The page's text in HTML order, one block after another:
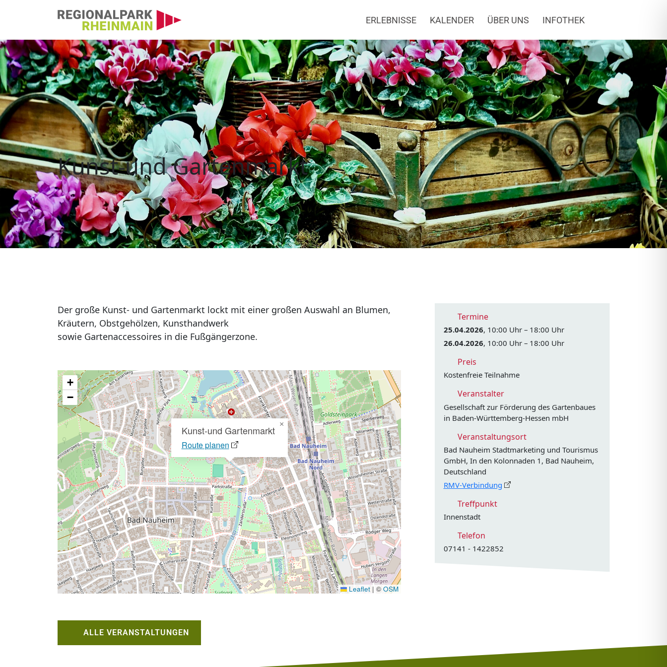
Kunst-und Gartenmarkt ° Regionalpark RheinMain
Hauptnavigation ERLEBNISSE KALENDER ÜBER UNS INFOTHEK
Kunst-und Gartenmarkt
Der große Kunst- und Gartenmarkt lockt mit einer großen Auswahl an Blumen,
Kräutern, Obstgehölzen, Kunsthandwerk
sowie Gartenaccessoires in die Fußgängerzone.
Kunst-und Gartenmarkt
Route planen
×
+
−
Leaflet | © OSM
Termine
25.04.2026, 10:00 Uhr – 18:00 Uhr
26.04.2026, 10:00 Uhr – 18:00 Uhr
Preis
Kostenfreie Teilnahme
Veranstalter
Gesellschaft zur Förderung des Gartenbaues
in Baden-Württemberg-Hessen mbH
Veranstaltungsort
Bad Nauheim Stadtmarketing und Tourismus
GmbH, In den Kolonnaden 1, Bad Nauheim,
Deutschland
RMV-Verbindung
Treffpunkt
Innenstadt
Telefon
07141 - 1422852
ALLE VERANSTALTUNGEN